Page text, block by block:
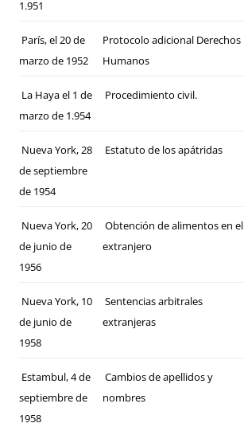
1.951
París, el 20 de
marzo de 1952
Protocolo adicional Derechos
Humanos
La Haya el 1 de
marzo de 1.954
Procedimiento civil.
Nueva York, 28
de septiembre
de 1954
Estatuto de los apátridas
Nueva York, 20
de junio de
1956
Obtención de alimentos en el
extranjero
Nueva York, 10
de junio de
1958
Sentencias arbitrales
extranjeras
Estambul, 4 de
septiembre de
1958
Cambios de apellidos y
nombres